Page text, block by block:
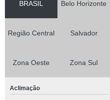
BRASIL Belo Horizonte
Região Central Salvador
Zona Oeste Zona Sul
Aclimação